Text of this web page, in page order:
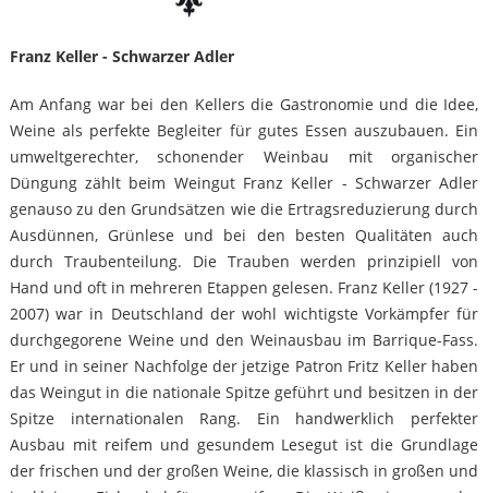
Franz Keller - Schwarzer Adler
Am Anfang war bei den Kellers die Gastronomie und die Idee,
Weine als perfekte Begleiter für gutes Essen auszubauen. Ein
umweltgerechter, schonender Weinbau mit organischer
Düngung zählt beim Weingut Franz Keller - Schwarzer Adler
genauso zu den Grundsätzen wie die Ertragsreduzierung durch
Ausdünnen, Grünlese und bei den besten Qualitäten auch
durch Traubenteilung. Die Trauben werden prinzipiell von
Hand und oft in mehreren Etappen gelesen. Franz Keller (1927 -
2007) war in Deutschland der wohl wichtigste Vorkämpfer für
durchgegorene Weine und den Weinausbau im Barrique-Fass.
Er und in seiner Nachfolge der jetzige Patron Fritz Keller haben
das Weingut in die nationale Spitze geführt und besitzen in der
Spitze internationalen Rang. Ein handwerklich perfekter
Ausbau mit reifem und gesundem Lesegut ist die Grundlage
der frischen und der großen Weine, die klassisch in großen und